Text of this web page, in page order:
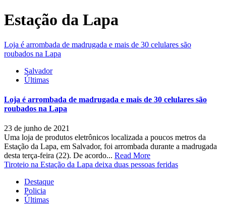
Estação da Lapa
Loja é arrombada de madrugada e mais de 30 celulares são
roubados na Lapa
Salvador
Últimas
Loja é arrombada de madrugada e mais de 30 celulares são
roubados na Lapa
23 de junho de 2021
Uma loja de produtos eletrônicos localizada a poucos metros da
Estação da Lapa, em Salvador, foi arrombada durante a madrugada
desta terça-feira (22). De acordo... Read More
Tiroteio na Estação da Lapa deixa duas pessoas feridas
Destaque
Policia
Últimas